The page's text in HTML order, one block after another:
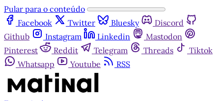
Pular para o conteúdo
Facebook
Twitter Bluesky
Discord
Github
Instagram Linkedin
Mastodon
Pinterest
Reddit Telegram Threads
Tiktok
Whatsapp
Youtube RSS